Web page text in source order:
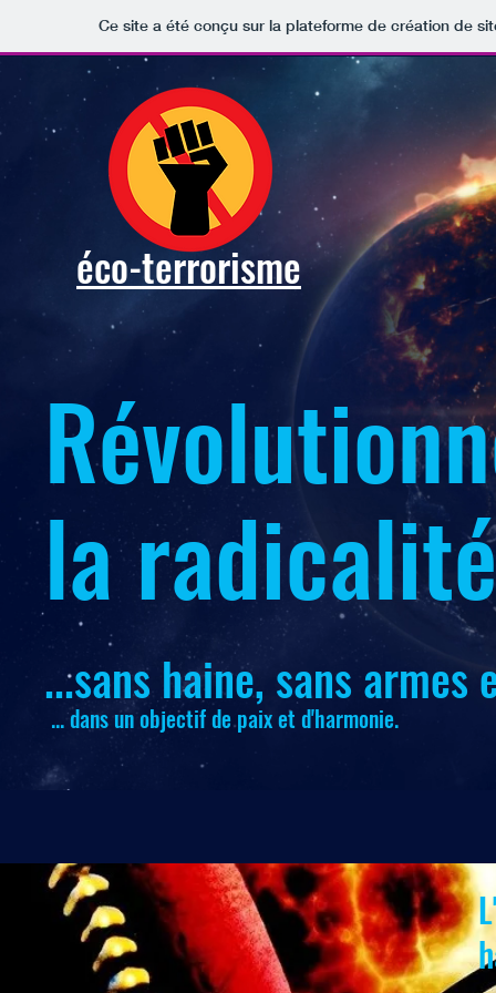
Ce site a été conçu sur la plateforme de création de
éco-terrorisme
la radicalité
...sans haine, sans armes
... dans un objectif de paix et d'harmonie.